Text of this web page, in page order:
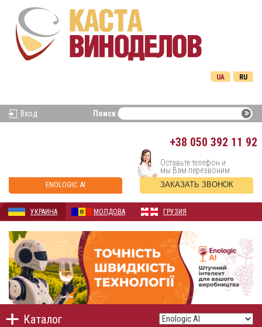
RU
UA
Вход Поиск
+38 050 392 11 92
ENOLOGIC AI
Оставьте телефон и
мы Вам перезвоним
ЗАКАЗАТЬ ЗВОНОК
УКРАИНА МОЛДОВА ГРУЗИЯ
Каталог